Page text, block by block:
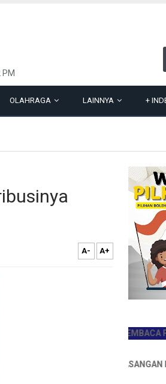
OLAHRAGA LAINNYA +
A- A+
JADILAH PEMBACA
INFO PEMASANGAN